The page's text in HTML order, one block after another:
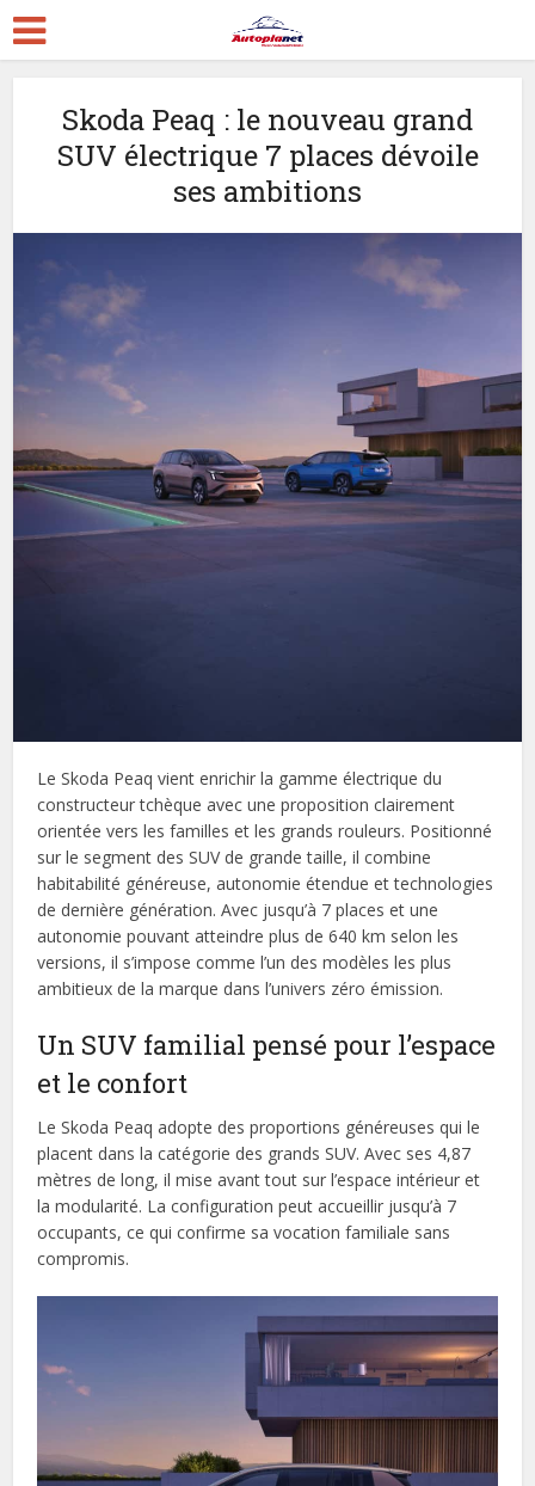
Skoda Peaq : le nouveau grand
SUV électrique 7 places dévoile
ses ambitions
Le Skoda Peaq vient enrichir la gamme électrique du
constructeur tchèque avec une proposition clairement
orientée vers les familles et les grands rouleurs. Positionné
sur le segment des SUV de grande taille, il combine
habitabilité généreuse, autonomie étendue et technologies
de dernière génération. Avec jusqu’à 7 places et une
autonomie pouvant atteindre plus de 640 km selon les
versions, il s’impose comme l’un des modèles les plus
ambitieux de la marque dans l’univers zéro émission.
Un SUV familial pensé pour l’espace
et le confort
Le Skoda Peaq adopte des proportions généreuses qui le
placent dans la catégorie des grands SUV. Avec ses 4,87
mètres de long, il mise avant tout sur l’espace intérieur et
la modularité. La configuration peut accueillir jusqu’à 7
occupants, ce qui confirme sa vocation familiale sans
compromis.